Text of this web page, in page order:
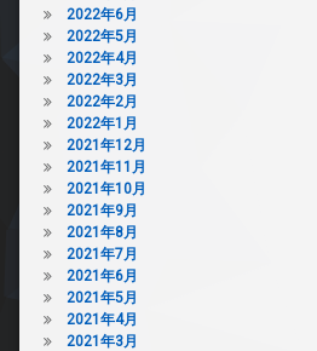
場
2022年6月
2022年5月
2022年4月
2022年3月
2022年2月
2022年1月
2021年12月
2021年11月
2021年10月
2021年9月
2021年8月
2021年7月
2021年6月
2021年5月
2021年4月
2021年3月